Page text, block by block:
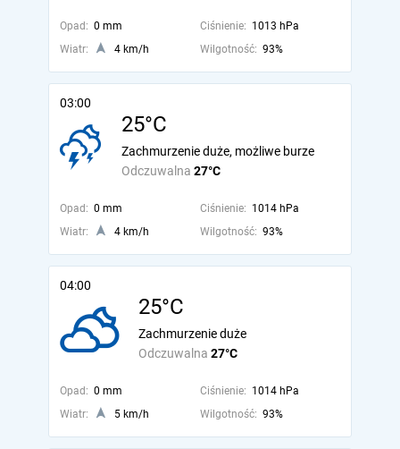
Opad: 0 mm Ciśnienie: 1013 hPa
Wiatr:
4 km/h Wilgotność: 93%
03:00
25°C
Odczuwalna 27°C
Zachmurzenie duże, możliwe burze
Opad: 0 mm Ciśnienie: 1014 hPa
Wiatr:
4 km/h Wilgotność: 93%
04:00
25°C
Odczuwalna 27°C
Zachmurzenie duże
Opad: 0 mm Ciśnienie: 1014 hPa
Wiatr:
5 km/h Wilgotność: 93%